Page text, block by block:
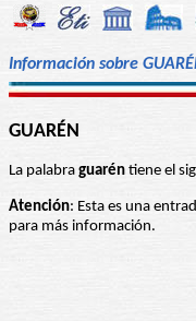
Información sobre
GUARÉN
La palabra guarén tiene el
Atención: Esta es una
para más información.